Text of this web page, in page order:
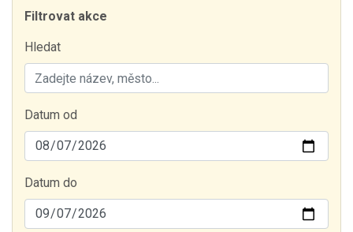
Filtrovat akce
Hledat
Datum od
Datum do